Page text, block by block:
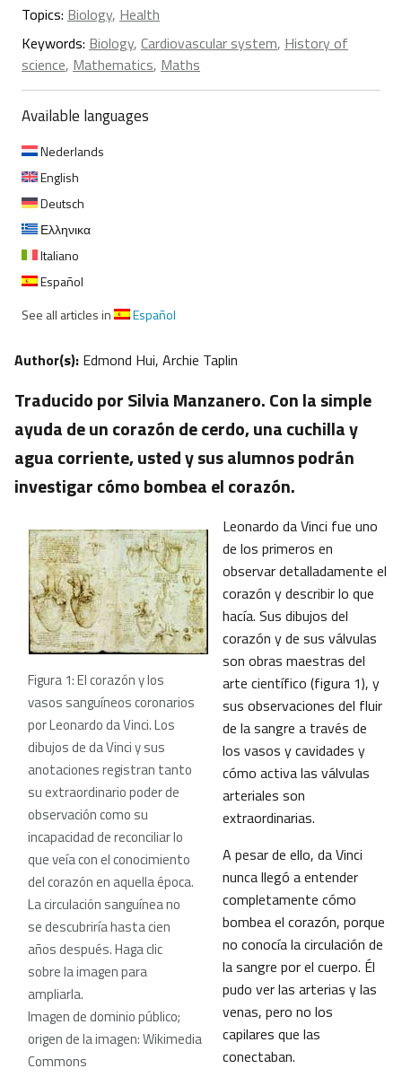
Topics: Biology, Health
Keywords: Biology, Cardiovascular system, History of
science, Mathematics, Maths
Available languages
Nederlands
English
Deutsch
Ελληνικα
Italiano
Español
See all articles in
Español
Author(s): Edmond Hui, Archie Taplin
Traducido por Silvia Manzanero. Con la simple
ayuda de un corazón de cerdo, una cuchilla y
agua corriente, usted y sus alumnos podrán
investigar cómo bombea el corazón.
Figura 1: El corazón y los
vasos sanguíneos coronarios
por Leonardo da Vinci. Los
dibujos de da Vinci y sus
anotaciones registran tanto
su extraordinario poder de
observación como su
incapacidad de reconciliar lo
que veía con el conocimiento
del corazón en aquella época.
La circulación sanguínea no
se descubriría hasta cien
años después. Haga clic
sobre la imagen para
ampliarla.
Imagen de dominio público;
origen de la imagen: Wikimedia
Commons
Leonardo da Vinci fue uno
de los primeros en
observar detalladamente el
corazón y describir lo que
hacía. Sus dibujos del
corazón y de sus válvulas
son obras maestras del
arte científico (figura 1), y
sus observaciones del fluir
de la sangre a través de
los vasos y cavidades y
cómo activa las válvulas
arteriales son
extraordinarias.
A pesar de ello, da Vinci
nunca llegó a entender
completamente cómo
bombea el corazón, porque
no conocía la circulación de
la sangre por el cuerpo. Él
pudo ver las arterias y las
venas, pero no los
capilares que las
conectaban.